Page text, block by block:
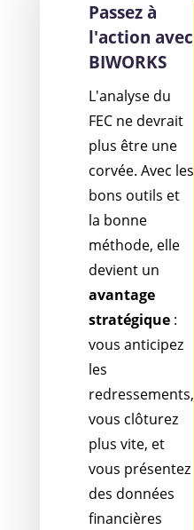
Passez à
l'action avec
BIWORKS
L'analyse du
FEC ne devrait
plus être une
corvée. Avec les
bons outils et
la bonne
méthode, elle
devient un
avantage
stratégique:
vous anticipez
les
redressements,
vous clôturez
plus vite, et
vous présentez
des données
financières